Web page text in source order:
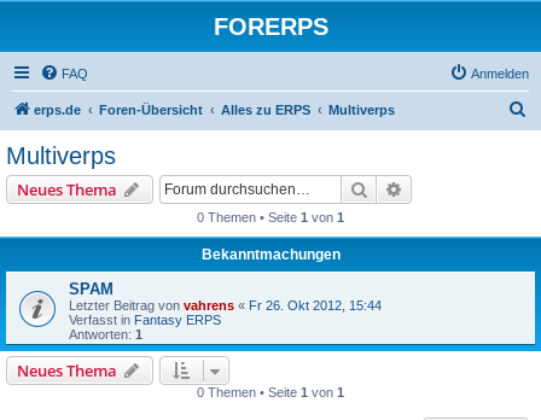
FORERPS
FAQ Anmelden
erps.de Foren-Übersicht Alles zu ERPS Multiverps
Multiverps
Neues Thema Suche
0 Themen • Seite 1 von 1
Bekanntmachungen
SPAM
Letzter Beitrag von vahrens « Fr 26. Okt 2012, 15:44
Verfasst in Fantasy ERPS
Antworten: 1
Neues Thema
0 Themen • Seite 1 von 1